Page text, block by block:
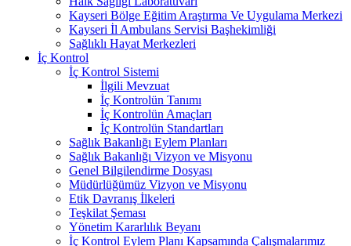
Kayseri Bölge Eğitim Araştırma Ve Uygulama Merkezi
Kayseri İl Ambulans Servisi Başhekimliği
Sağlıklı Hayat Merkezleri
İç Kontrol
İç Kontrol Sistemi
İlgili Mevzuat
İç Kontrolün Tanımı
İç Kontrolün Amaçları
İç Kontrolün Standartları
Sağlık Bakanlığı Eylem Planları
Sağlık Bakanlığı Vizyon ve Misyonu
Genel Bilgilendirme Dosyası
Müdürlüğümüz Vizyon ve Misyonu
Etik Davranış İlkeleri
Teşkilat Şeması
Yönetim Kararlılık Beyanı
İç Kontrol Eylem Planı Kapsamında Çalışmalarımız